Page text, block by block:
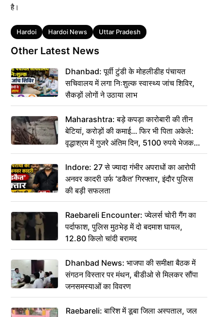
है।
Tags
Hardoi Hardoi News Uttar Pradesh
Other Latest News
Dhanbad: पूर्वी टुंडी के मोहलीडीह पंचायत
सचिवालय में लगा निःशुल्क स्वास्थ्य जांच शिविर,
सैकड़ों लोगों ने उठाया लाभ
Maharashtra: बड़े कपड़ा कारोबारी की तीन
बेटियां, करोड़ों की कमाई… फिर भी पिता अकेले:
वृद्धाश्रम में गुजरे अंतिम दिन, 5100 रुपये भेजकर
कहा– अंतिम संस्कार कर दीजिए हम नहीं आ पाएंगे
Indore: 27 से ज्यादा गंभीर अपराधों का आरोपी
अनवर कादरी उर्फ ‘डकैत’ गिरफ्तार, इंदौर पुलिस
की बड़ी सफलता
Raebareli Encounter: ज्वेलर्स चोरी गैंग का
पर्दाफाश, पुलिस मुठभेड़ में दो बदमाश घायल,
12.80 किलो चांदी बरामद
Dhanbad News: भाजपा की समीक्षा बैठक में
संगठन विस्तार पर मंथन, बीडीओ से मिलकर सौंपा
जनसमस्याओं का विवरण
Raebareli: बारिश में डूबा जिला अस्पताल, जल